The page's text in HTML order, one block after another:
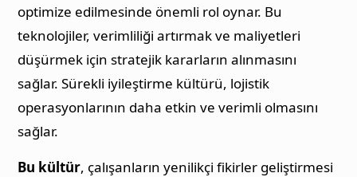
optimize edilmesinde önemli rol oynar. Bu
teknolojiler, verimliliği artırmak ve maliyetleri
düşürmek için stratejik kararların alınmasını
sağlar. Sürekli iyileştirme kültürü, lojistik
operasyonlarının daha etkin ve verimli olmasını
sağlar.
Bu kültür, çalışanların yenilikçi fikirler geliştirmesi